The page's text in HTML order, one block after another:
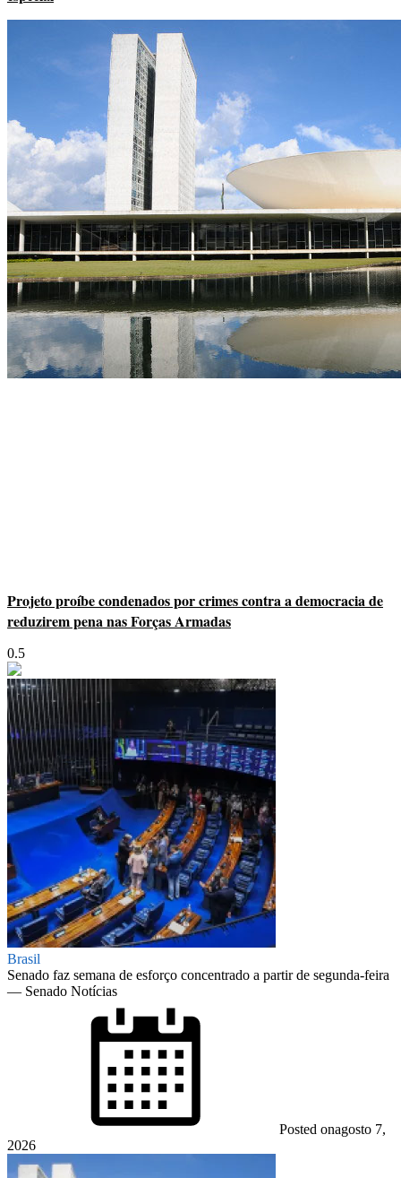
Projeto proíbe condenados por crimes contra a democracia de
reduzirem pena nas Forças Armadas
Brasil
Senado faz semana de esforço concentrado a partir de segunda-feira
— Senado Notícias
Posted onagosto 7,
2026